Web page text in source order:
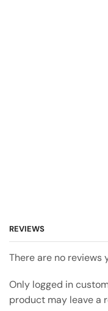
REVIEWS
There are no reviews
Only logged in
product may leave a